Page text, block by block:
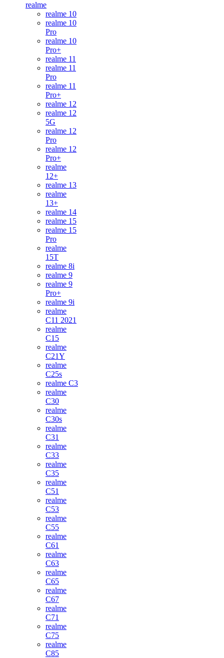
realme
realme 10
realme 10
Pro
realme 10
Pro+
realme 11
realme 11
Pro
realme 11
Pro+
realme 12
realme 12
5G
realme 12
Pro
realme 12
Pro+
realme
12+
realme 13
realme
13+
realme 14
realme 15
realme 15
Pro
realme
15T
realme 8i
realme 9
realme 9
Pro+
realme 9i
realme
C11 2021
realme
C15
realme
C21Y
realme
C25s
realme C3
realme
C30
realme
C30s
realme
C31
realme
C33
realme
C35
realme
C51
realme
C53
realme
C55
realme
C61
realme
C63
realme
C65
realme
C67
realme
C71
realme
C75
realme
C85